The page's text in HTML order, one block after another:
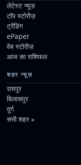
लेटेस्ट न्यूज़
टॉप स्टोरीज़
ट्रेंडिंग
ePaper
वेब स्टोरीज़
आज का राशिफल
शहर न्यूज़
रायपुर
बिलासपुर
दुर्ग
सभी शहर »